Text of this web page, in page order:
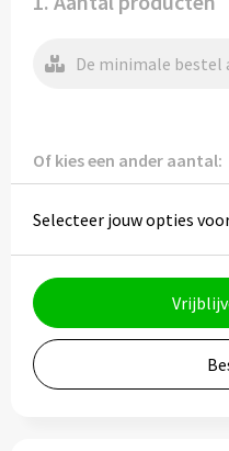
Merken
Notaboekjes
Zelfklevende memo's
De minimale bestel
Of kies een ander aantal:
Selecteer jouw opties